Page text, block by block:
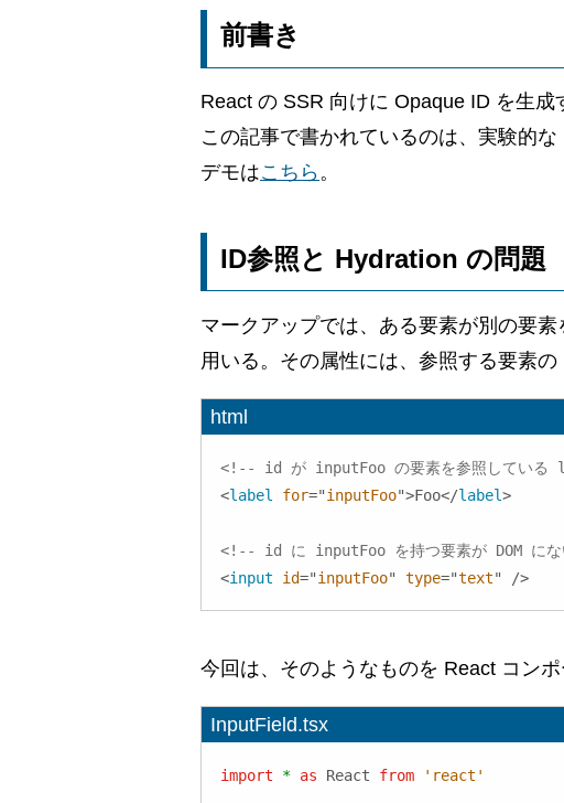
前書き
React の SSR 向けに Opaque ID を生成
この記事で書かれているのは、実験的
デモはこちら。
ID参照と Hydration の問題
マークアップでは、ある要素が別の要素
用いる。その属性には、参照する要素
html
<!-- id が inputFoo の要素を参照してい
<label for="inputFoo">Foo</label>
<!-- id に inputFoo を持つ要素が DOM に
<input id="inputFoo" type="text" />
今回は、そのようなものを React コン
InputField.tsx
import * as React from 'react'